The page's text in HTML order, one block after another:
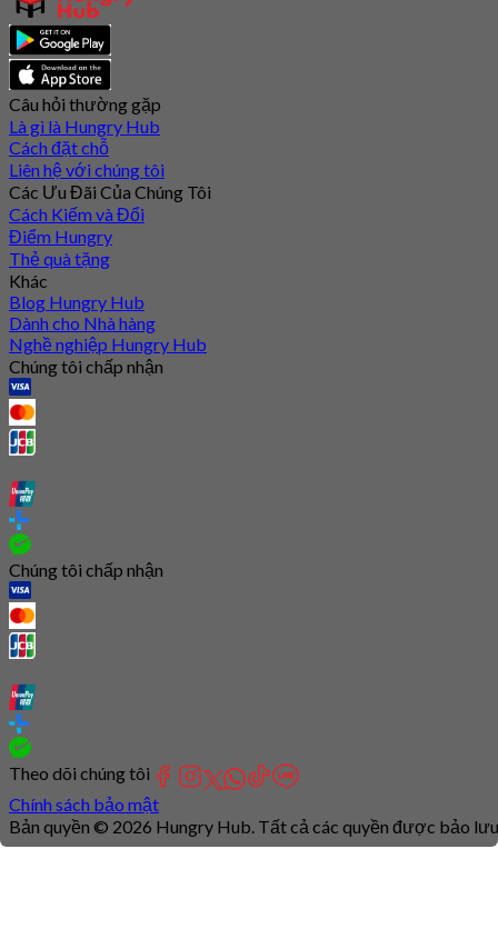
Câu hỏi thường gặp
Là gì là Hungry Hub
Cách đặt chỗ
Liên hệ với chúng tôi
Các Ưu Đãi Của Chúng Tôi
Cách Kiếm và Đổi
Điểm Hungry
Thẻ quà tặng
Khác
Blog Hungry Hub
Dành cho Nhà hàng
Nghề nghiệp Hungry Hub
Chúng tôi chấp nhận
Chúng tôi chấp nhận
Theo dõi chúng tôi
Chính sách bảo mật
Bản quyền © 2026 Hungry Hub. Tất cả các quyền được bảo
Connection